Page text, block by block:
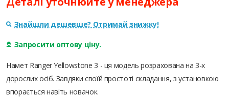
Знайшли дешевше? Отримай знижку!
Запросити оптову ціну.
Намет Ranger Yellowstone 3 - ця модель розрахована на 3-х
дорослих осіб. Завдяки своїй простоті складання, з установкою
впорається навіть новачок.